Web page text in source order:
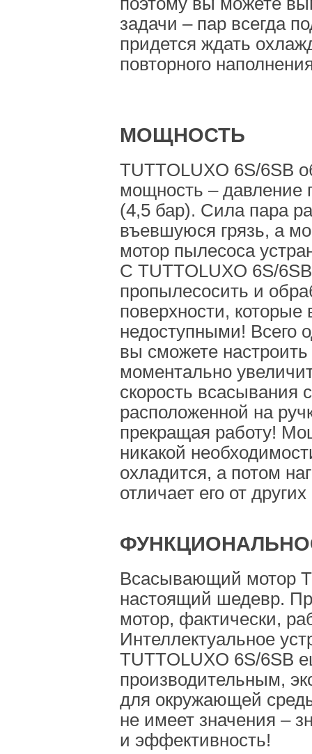
задачи – пар всегда
придется ждать
повторного
МОЩНОСТЬ
TUTTOLUXO 6S/6SB
мощность – давление
(4,5 бар). Сила пара
въевшуюся грязь, а
мотор пылесоса
С TUTTOLUXO 6S/
пропылесосить и
поверхности,
недоступными! Всего
вы сможете
моментально
скорость всасывания
расположенной на
прекращая работу!
никакой
охладится, а потом
отличает его от
Всасывающий мотор
настоящий шедевр.
мотор, фактически,
Интеллектуальное
TUTTOLUXO 6S/6SB
производительным,
для окружающей
не имеет значения –
и эффективность!